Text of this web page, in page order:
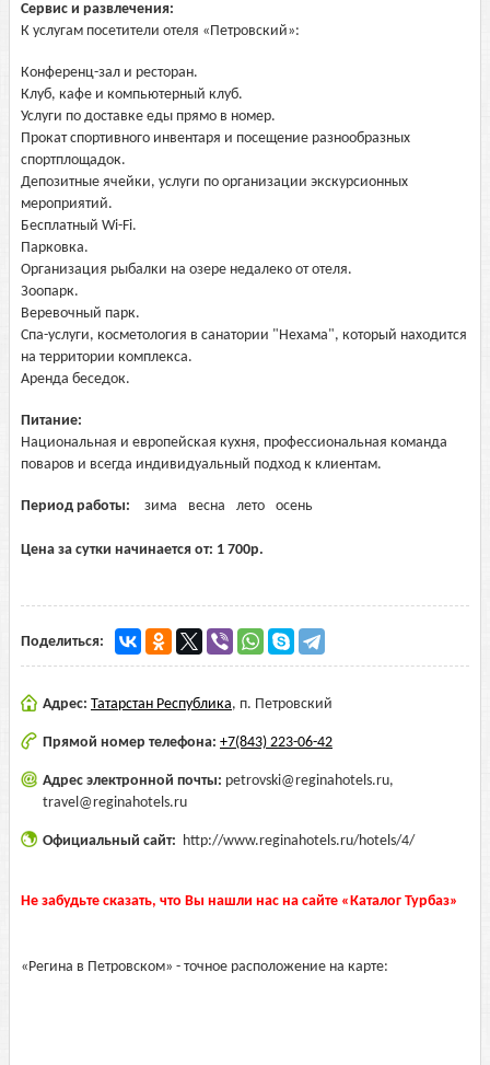
Сервис и развлечения:
К услугам посетители отеля «Петровский»:
Конференц-зал и ресторан.
Клуб, кафе и компьютерный клуб.
Услуги по доставке еды прямо в номер.
Прокат спортивного инвентаря и посещение разнообразных
спортплощадок.
Депозитные ячейки, услуги по организации экскурсионных
мероприятий.
Бесплатный Wi-Fi.
Парковка.
Организация рыбалки на озере недалеко от отеля.
Зоопарк.
Веревочный парк.
Спа-услуги, косметология в санатории "Нехама", который находится
на территории комплекса.
Аренда беседок.
Питание:
Национальная и европейская кухня, профессиональная команда
поваров и всегда индивидуальный подход к клиентам.
Период работы: зима весна лето осень
Цена за сутки начинается от: 1 700р.
Поделиться:
Адрес: Татарстан Республика, п. Петровский
Прямой номер телефона: +7(843) 223-06-42
Адрес электронной почты: petrovski@reginahotels.ru,
travel@reginahotels.ru
Официальный сайт: http://www.reginahotels.ru/hotels/4/
Не забудьте сказать, что Вы нашли нас на сайте «Каталог Турбаз»
«Регина в Петровском» - точное расположение на карте: